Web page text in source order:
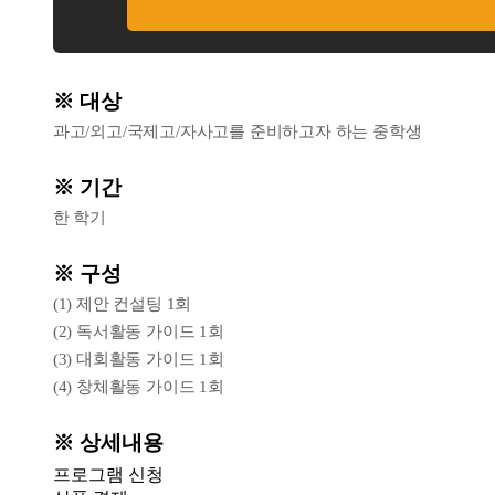
※ 대상
과고/외고/국제고/자사고를 준비하고자 하는 중학생
※ 기간
한 학기
※ 구성
(1) 제안 컨설팅 1회
(2) 독서활동 가이드 1회
(3) 대회활동 가이드 1회
(4) 창체활동 가이드 1회
※ 상세내용
프로그램 신청